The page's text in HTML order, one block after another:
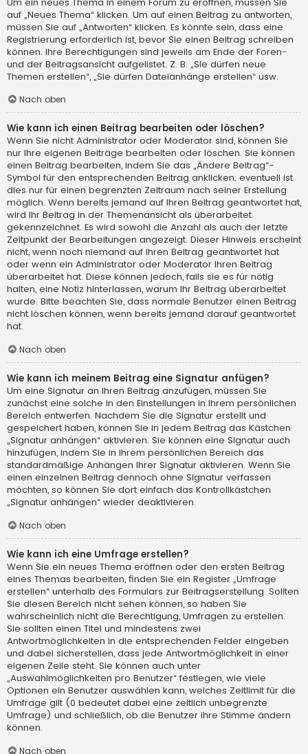
auf „Neues Thema“ klicken. Um auf einen Beitrag zu antworten,
müssen Sie auf „Antworten“ klicken. Es könnte sein, dass eine
Registrierung erforderlich ist, bevor Sie einen Beitrag schreiben
können. Ihre Berechtigungen sind jeweils am Ende der Foren-
und der Beitragsansicht aufgelistet. Z. B. „Sie dürfen neue
Themen erstellen“, „Sie dürfen Dateianhänge erstellen“ usw.
Nach oben
Wie kann ich einen Beitrag bearbeiten oder löschen?
Wenn Sie nicht Administrator oder Moderator sind, können Sie
nur Ihre eigenen Beiträge bearbeiten oder löschen. Sie können
einen Beitrag bearbeiten, indem Sie das „Ändere Beitrag“-
Symbol für den entsprechenden Beitrag anklicken; eventuell ist
dies nur für einen begrenzten Zeitraum nach seiner Erstellung
möglich. Wenn bereits jemand auf Ihren Beitrag geantwortet hat,
wird Ihr Beitrag in der Themenansicht als überarbeitet
gekennzeichnet. Es wird sowohl die Anzahl als auch der letzte
Zeitpunkt der Bearbeitungen angezeigt. Dieser Hinweis erscheint
nicht, wenn noch niemand auf Ihren Beitrag geantwortet hat
oder wenn ein Administrator oder Moderator Ihren Beitrag
überarbeitet hat. Diese können jedoch, falls sie es für nötig
halten, eine Notiz hinterlassen, warum Ihr Beitrag überarbeitet
wurde. Bitte beachten Sie, dass normale Benutzer einen Beitrag
nicht löschen können, wenn bereits jemand darauf geantwortet
hat.
Nach oben
Wie kann ich meinem Beitrag eine Signatur anfügen?
Um eine Signatur an Ihren Beitrag anzufügen, müssen Sie
zunächst eine solche in den Einstellungen in Ihrem persönlichen
Bereich entwerfen. Nachdem Sie die Signatur erstellt und
gespeichert haben, können Sie in jedem Beitrag das Kästchen
„Signatur anhängen“ aktivieren. Sie können eine Signatur auch
hinzufügen, indem Sie in Ihrem persönlichen Bereich das
standardmäßige Anhängen Ihrer Signatur aktivieren. Wenn Sie
einen einzelnen Beitrag dennoch ohne Signatur verfassen
möchten, so können Sie dort einfach das Kontrollkästchen
„Signatur anhängen“ wieder deaktivieren.
Nach oben
Wie kann ich eine Umfrage erstellen?
Wenn Sie ein neues Thema eröffnen oder den ersten Beitrag
eines Themas bearbeiten, finden Sie ein Register „Umfrage
erstellen“ unterhalb des Formulars zur Beitragserstellung. Sollten
Sie diesen Bereich nicht sehen können, so haben Sie
wahrscheinlich nicht die Berechtigung, Umfragen zu erstellen.
Sie sollten einen Titel und mindestens zwei
Antwortmöglichkeiten in die entsprechenden Felder eingeben
und dabei sicherstellen, dass jede Antwortmöglichkeit in einer
eigenen Zeile steht. Sie können auch unter
„Auswahlmöglichkeiten pro Benutzer“ festlegen, wie viele
Optionen ein Benutzer auswählen kann, welches Zeitlimit für die
Umfrage gilt (0 bedeutet dabei eine zeitlich unbegrenzte
Umfrage) und schließlich, ob die Benutzer ihre Stimme ändern
können.
Nach oben